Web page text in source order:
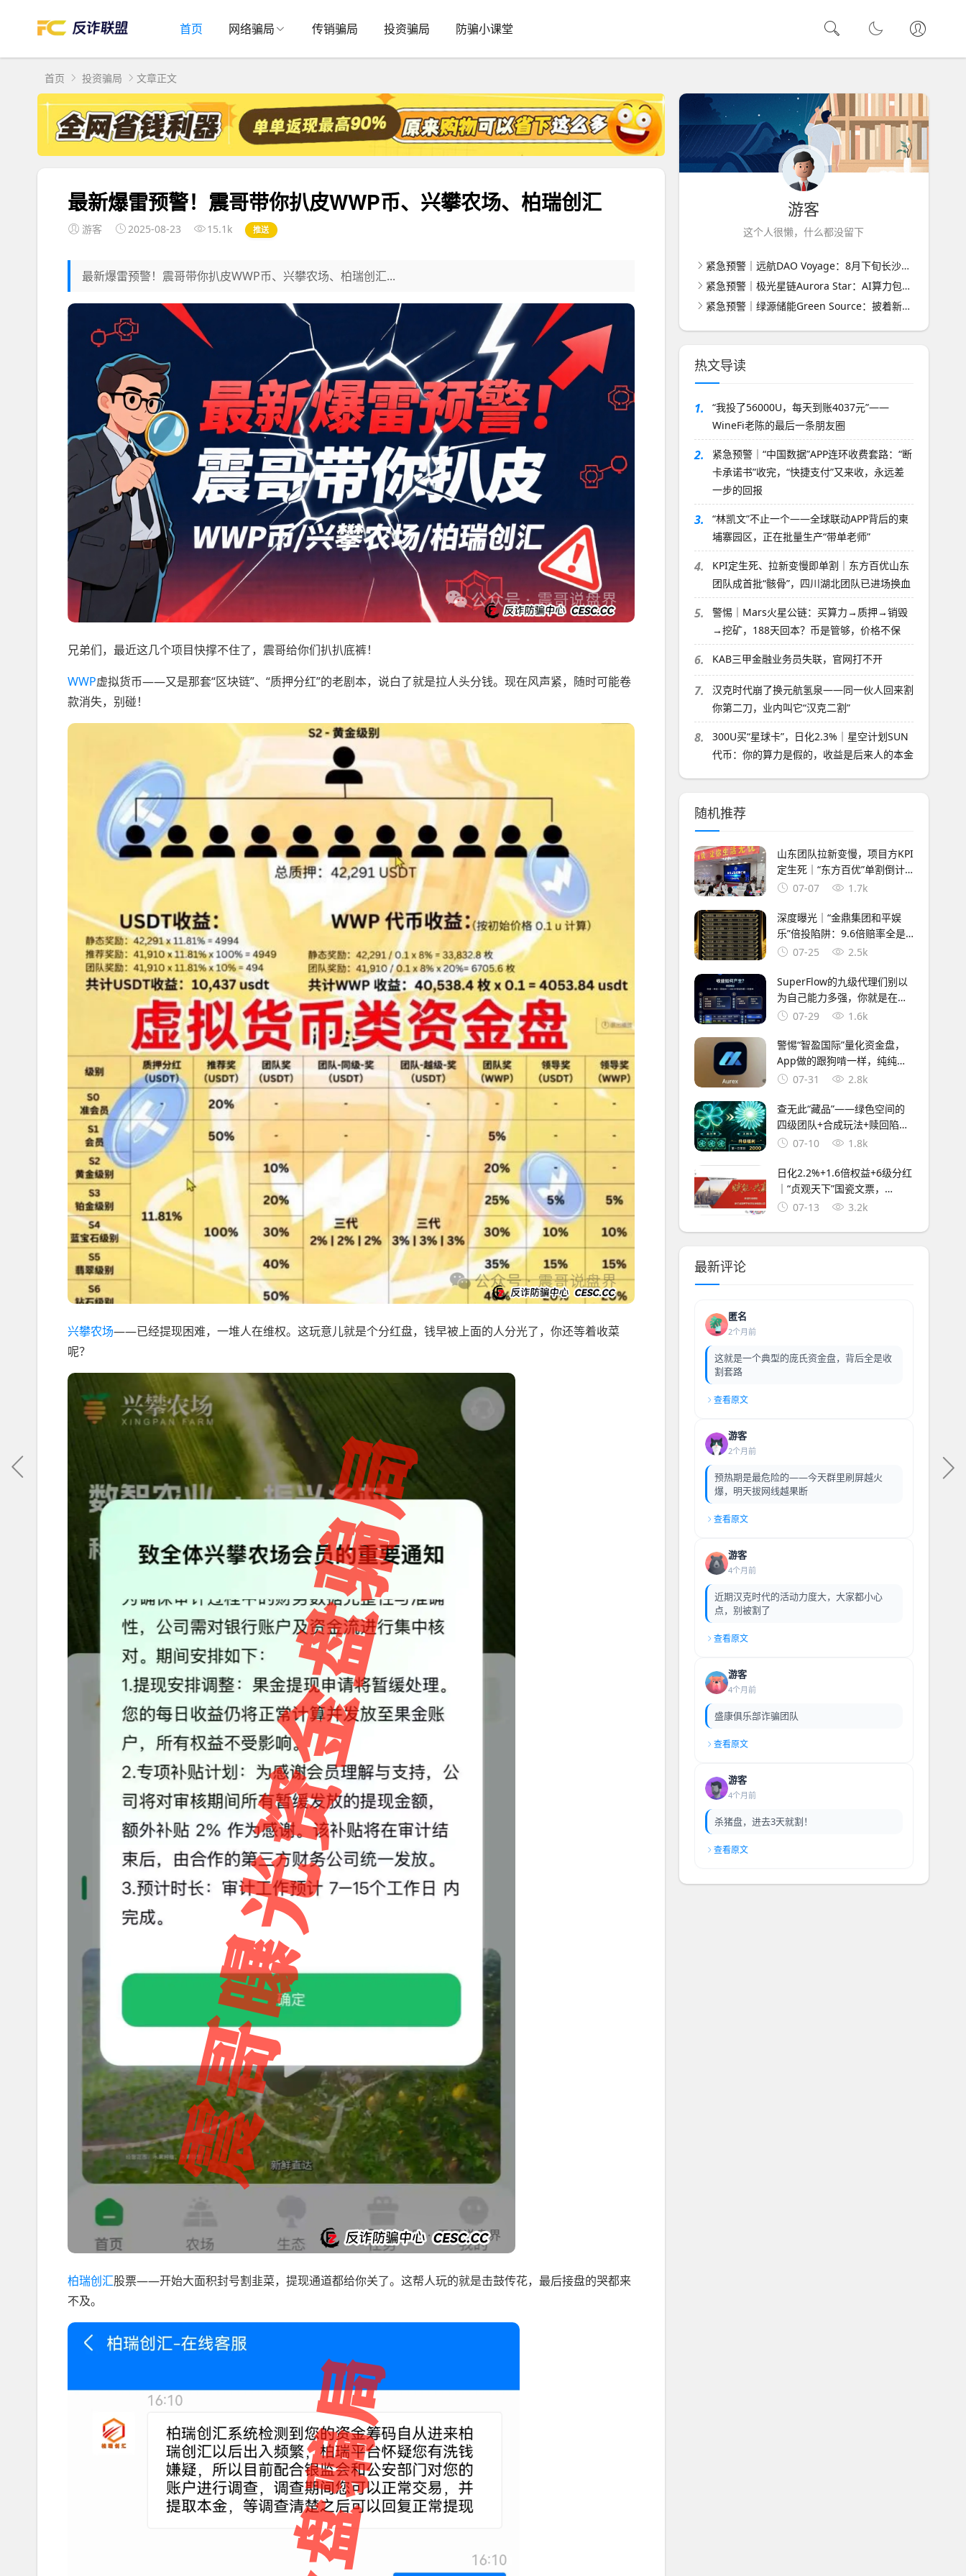
首页 网络骗局 传销骗局 投资骗局 防骗小课堂
首页 投资骗局 文章正文
最新爆雷预警！震哥带你扒皮WWP币、兴攀农场、柏瑞创汇
游客 2025-08-23 15.1k 推送
最新爆雷预警！震哥带你扒皮WWP币、兴攀农场、柏瑞创汇...
兄弟们，最近这几个项目快撑不住了，震哥给你们扒扒底裤！
WWP虚拟货币——又是那套“区块链”、“质押分红”的老剧本，说白了就是拉人头分钱。现在风声紧，随时可能卷
款消失，别碰！
兴攀农场——已经提现困难，一堆人在维权。这玩意儿就是个分红盘，钱早被上面的人分光了，你还等着收菜
呢？
柏瑞创汇股票——开始大面积封号割韭菜，提现通道都给你关了。这帮人玩的就是击鼓传花，最后接盘的哭都来
不及。
游客
这个人很懒，什么都没留下
紧急预警｜远航DAO Voyage：8月下旬长沙启动大会，旧盘团队平移，RWA+大宗商品包装——又是庞氏滚盘的老剧本
紧急预警｜极光星链Aurora Star：AI算力包装下的快盘骗局，认购即入坑
紧急预警｜绿源储能Green Source：披着新能源外衣的庞氏传销盘，8月千人大会就是收割信号
热文导读
1.
“我投了56000U，每天到账4037元”——
WineFi老陈的最后一条朋友圈
2.
紧急预警｜“中国数据”APP连环收费套路：“断
卡承诺书”收完，“快捷支付”又来收，永远差
一步的回报
3.
“林凯文”不止一个——全球联动APP背后的柬
埔寨园区，正在批量生产“带单老师”
4.
KPI定生死、拉新变慢即单割｜东方百优山东
团队成首批“骸骨”，四川湖北团队已进场换血
5.
警惕｜Mars火星公链：买算力→质押→销毁
→挖矿，188天回本？币是管够，价格不保
6. KAB三甲金融业务员失联，官网打不开
7.
汉克时代崩了换元航氢泉——同一伙人回来割
你第二刀，业内叫它“汉克二割”
8.
300U买“星球卡”，日化2.3%｜星空计划SUN
代币：你的算力是假的，收益是后来人的本金
随机推荐
山东团队拉新变慢，项目方KPI
定生死｜“东方百优”单割倒计
时进入最后10天
07-07 1.7k
深度曝光｜“金鼎集团和平娱
乐”倍投陷阱：9.6倍赔率全是
后台操控，连输四期爆仓清零
+直接封禁
07-25 2.5k
SuperFlow的九级代理们别以
为自己能力多强，你就是在帮
操盘手拉人头赚刑期
07-29 1.6k
警惕“智盈国际”量化资金盘，
App做的跟狗啃一样，纯纯割
韭菜！
07-31 2.8k
查无此“藏品”——绿色空间的
四级团队+合成玩法+赎回陷
阱，一套完整的传销收割流程
07-10 1.8k
日化2.2%+1.6倍权益+6级分红
｜“贞观天下”国瓷文票，
134.19元一张的陶瓷纸，谁给
07-13 3.2k
最新评论
匿名
2个月前
这就是一个典型的庞氏资金盘，背后全是收
割套路
查看原文
游客
2个月前
预热期是最危险的——今天群里刷屏越火
爆，明天拔网线越果断
查看原文
游客
4个月前
近期汉克时代的活动力度大，大家都小心
点，别被割了
查看原文
游客
4个月前
盛康俱乐部诈骗团队
查看原文
游客
4个月前
杀猪盘，进去3天就割！
查看原文